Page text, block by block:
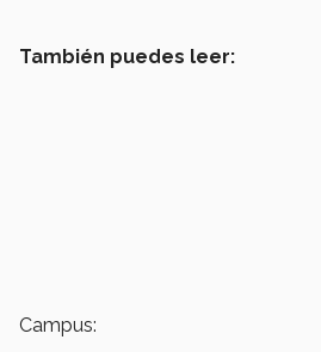
También puedes leer:
Campus: